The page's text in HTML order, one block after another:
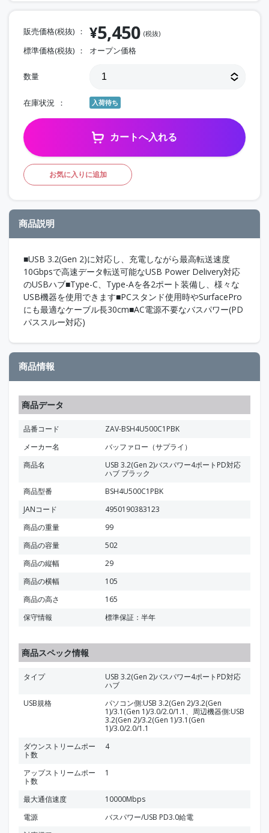
販売価格(税抜) ¥5,450 (税抜)
標準価格(税抜) オープン価格
数量
在庫状況 入荷待ち
カートへ入れる
お気に入りに追加
商品説明
■USB 3.2(Gen 2)に対応し、充電しながら最高転送速度
10Gbpsで高速データ転送可能なUSB Power Delivery対応
のUSBハブ■Type-C、Type-Aを各2ポート装備し、様々な
USB機器を使用できます■PCスタンド使用時やSurfacePro
にも最適なケーブル長30cm■AC電源不要なバスパワー(PD
パススルー対応)
商品情報
商品データ
品番コード
ZAV-BSH4U500C1PBK
メーカー名
バッファロー（サプライ）
商品名
USB 3.2(Gen 2)バスパワー4ポートPD対応
ハブ ブラック
商品型番
BSH4U500C1PBK
JANコード
4950190383123
商品の重量
99
商品の容量
502
商品の縦幅
29
商品の横幅
105
商品の高さ
165
保守情報
標準保証：半年
商品スペック情報
タイプ
USB 3.2(Gen 2)バスパワー4ポートPD対応
ハブ
USB規格
パソコン側:USB 3.2(Gen 2)/3.2(Gen
1)/3.1(Gen 1)/3.0/2.0/1.1、周辺機器側:USB
3.2(Gen 2)/3.2(Gen 1)/3.1(Gen
1)/3.0/2.0/1.1
ダウンストリームポー
ト数
4
アップストリームポー
ト数
1
最大通信速度
10000Mbps
電源
バスパワー/USB PD3.0給電